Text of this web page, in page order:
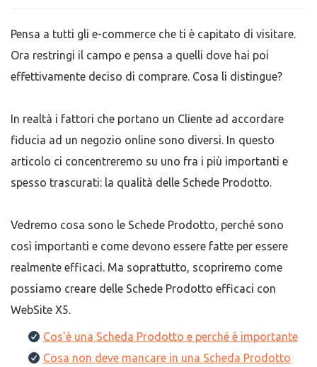
Pensa a tutti gli e-commerce che ti è capitato di visitare.
Ora restringi il campo e pensa a quelli dove hai poi
effettivamente deciso di comprare. Cosa li distingue?
In realtà i fattori che portano un Cliente ad accordare
fiducia ad un negozio online sono diversi. In questo
articolo ci concentreremo su uno fra i più importanti e
spesso trascurati: la qualità delle Schede Prodotto.
Vedremo cosa sono le Schede Prodotto, perché sono
così importanti e come devono essere fatte per essere
realmente efficaci. Ma soprattutto, scopriremo come
possiamo creare delle Schede Prodotto efficaci con
WebSite X5.
Cos'è una Scheda Prodotto e perché è importante
Cosa non deve mancare in una Scheda Prodotto